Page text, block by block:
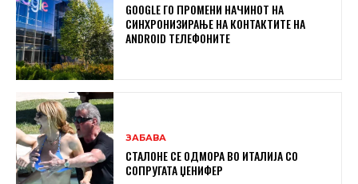
GOOGLE ГО ПРОМЕНИ НАЧИНОТ НА
СИНХРОНИЗИРАЊЕ НА КОНТАКТИТЕ НА
ANDROID ТЕЛЕФОНИТЕ
ЗАБАВА
СТАЛОНЕ СЕ ОДМОРА ВО ИТАЛИЈА СО
СОПРУГАТА ЏЕНИФЕР